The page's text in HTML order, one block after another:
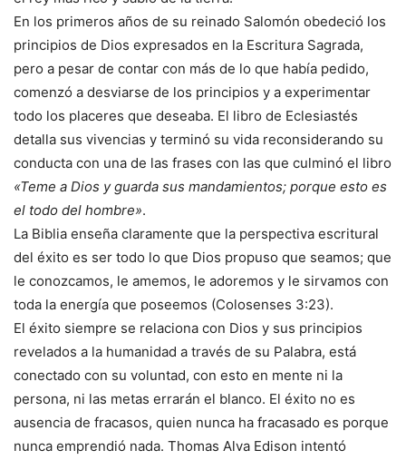
En los primeros años de su reinado Salomón obedeció los
principios de Dios expresados en la Escritura Sagrada,
pero a pesar de contar con más de lo que había pedido,
comenzó a desviarse de los principios y a experimentar
todo los placeres que deseaba. El libro de Eclesiastés
detalla sus vivencias y terminó su vida reconsiderando su
conducta con una de las frases con las que culminó el libro
«Teme a Dios y guarda sus mandamientos; porque esto es
el todo del hombre».
La Biblia enseña claramente que la perspectiva escritural
del éxito es ser todo lo que Dios propuso que seamos; que
le conozcamos, le amemos, le adoremos y le sirvamos con
toda la energía que poseemos (Colosenses 3:23).
El éxito siempre se relaciona con Dios y sus principios
revelados a la humanidad a través de su Palabra, está
conectado con su voluntad, con esto en mente ni la
persona, ni las metas errarán el blanco. El éxito no es
ausencia de fracasos, quien nunca ha fracasado es porque
nunca emprendió nada. Thomas Alva Edison intentó